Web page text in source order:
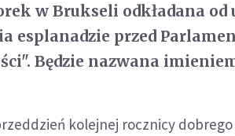
w Brukseli odkładana od
esplanadzie przed
Będzie nazwana
kolejnej rocznicy